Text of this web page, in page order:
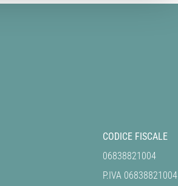
CODICE FISCALE
06838821004
P.IVA 06838821004